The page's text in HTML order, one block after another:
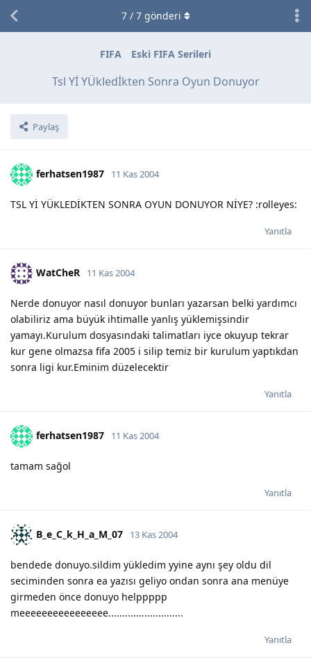
FIFA Eski FIFA Serileri
Tsl Yİ YÜkledİkten Sonra Oyun Donuyor
Paylaş
7/ 7gönderi
ferhatsen1987 11 Kas 2004
TSL Yİ YÜKLEDİKTEN SONRA OYUN DONUYOR NİYE? :rolleyes:
Yanıtla
WatCheR 11 Kas 2004
Nerde donuyor nasıl donuyor bunları yazarsan belki yardımcı
olabiliriz ama büyük ihtimalle yanlış yüklemişsindir
yamayı.Kurulum dosyasındaki talimatları iyce okuyup tekrar
kur gene olmazsa fifa 2005 i silip temiz bir kurulum yaptıkdan
sonra ligi kur.Eminim düzelecektir
Yanıtla
ferhatsen1987 11 Kas 2004
tamam sağol
Yanıtla
B_e_C_k_H_a_M_07 13 Kas 2004
bendede donuyo.sildim yükledim yyine aynı şey oldu dil
seciminden sonra ea yazısı geliyo ondan sonra ana menüye
girmeden önce donuyo helppppp
meeeeeeeeeeeeeeee...........................
Yanıtla